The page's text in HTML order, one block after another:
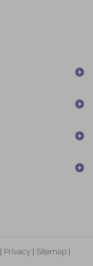
Privacy Sitemap